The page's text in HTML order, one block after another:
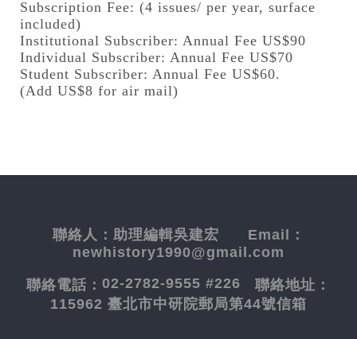
Subscription Fee: (4 issues/ per year, surface
included)
Institutional Subscriber: Annual Fee US$90
Individual Subscriber: Annual Fee US$70
Student Subscriber: Annual Fee US$60.
(Add US$8 for air mail)
聯絡人： 助理編輯吳建宏 Email：
newhistory1990@gmail.com
聯絡電話： 02-2782-9555 #226 聯絡地址：
115962 臺北市中研院郵局第44號信箱